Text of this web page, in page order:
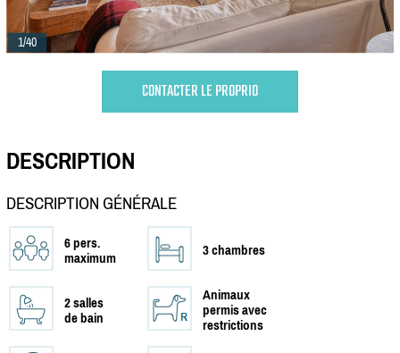
1/40
CONTACTER LE PROPRIO
DESCRIPTION
DESCRIPTION GÉNÉRALE
6 pers.
maximum
3 chambres
2 salles
de bain
Animaux
permis avec
restrictions